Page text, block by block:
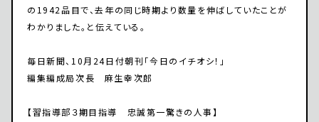
の1942品目で、去年の同じ時期より数量を伸ばしていたことが
わかりました。と伝えている。
毎日新聞、10月24日付朝刊「今日のイチオシ！」
編集編成局次長 麻生幸次郎
【習指導部３期目指導 忠誠第一驚きの人事】